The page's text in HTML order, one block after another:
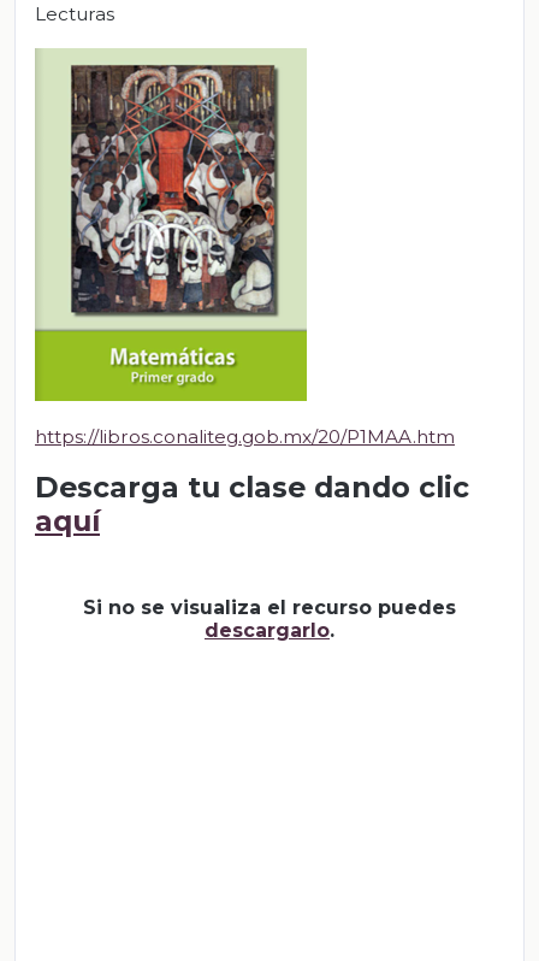
Lecturas
https://libros.conaliteg.gob.mx/20/P1MAA.htm
Descarga tu clase dando clic
aquí
Si no se visualiza el recurso puedes
descargarlo.